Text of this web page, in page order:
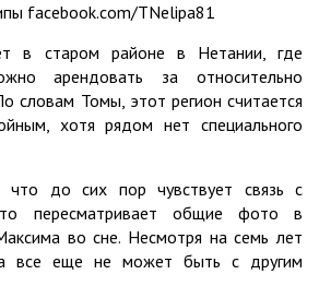
facebook.com/TNelipa81
в старом районе в Нетании, где
арендовать за относительно
словам Томы, этот регион считается
хотя рядом нет специального
что до сих пор чувствует связь с
пересматривает общие фото в
во сне. Несмотря на семь лет
все еще не может быть с другим